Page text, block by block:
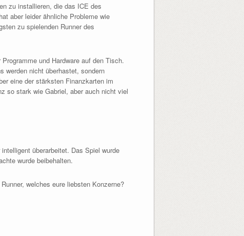
zu installieren, die das ICE des
aber leider ähnliche Probleme wie
zu spielenden Runner des
und Hardware auf den Tisch.
werden nicht überhastet, sondern
eine der stärksten Finanzkarten im
so stark wie Gabriel, aber auch nicht viel
überarbeitet. Das Spiel wurde
wurde beibehalten.
welches eure liebsten Konzerne?